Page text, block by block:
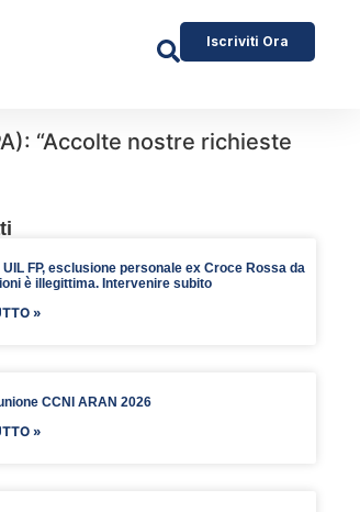
Iscriviti Ora
“Accolte nostre richieste
FP, esclusione personale ex Croce Rossa da
è illegittima. Intervenire subito
»
CCNI ARAN 2026
»